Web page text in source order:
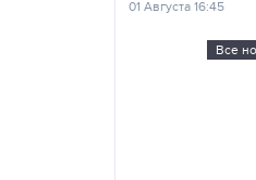
01 Августа 16:45
Все